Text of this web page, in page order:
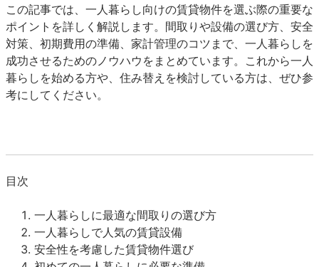
この記事では、一人暮らし向けの賃貸物件を選ぶ際の重要な
ポイントを詳しく解説します。間取りや設備の選び方、安全
対策、初期費用の準備、家計管理のコツまで、一人暮らしを
成功させるためのノウハウをまとめています。これから一人
暮らしを始める方や、住み替えを検討している方は、ぜひ参
考にしてください。
目次
一人暮らしに最適な間取りの選び方
一人暮らしで人気の賃貸設備
安全性を考慮した賃貸物件選び